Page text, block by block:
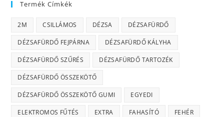
Termék Címkék
2M CSILLÁMOS DÉZSA DÉZSAFÜRDŐ
DÉZSAFÜRDŐ FEJPÁRNA DÉZSAFÜRDŐ KÁLYHA
DÉZSAFÜRDŐ SZŰRÉS DÉZSAFÜRDŐ TARTOZÉK
DÉZSAFÜRDŐ ÖSSZEKÖTŐ
DÉZSAFÜRDŐ ÖSSZEKÖTŐ GUMI EGYEDI
ELEKTROMOS FŰTÉS EXTRA FAHASÍTÓ FEHÉR